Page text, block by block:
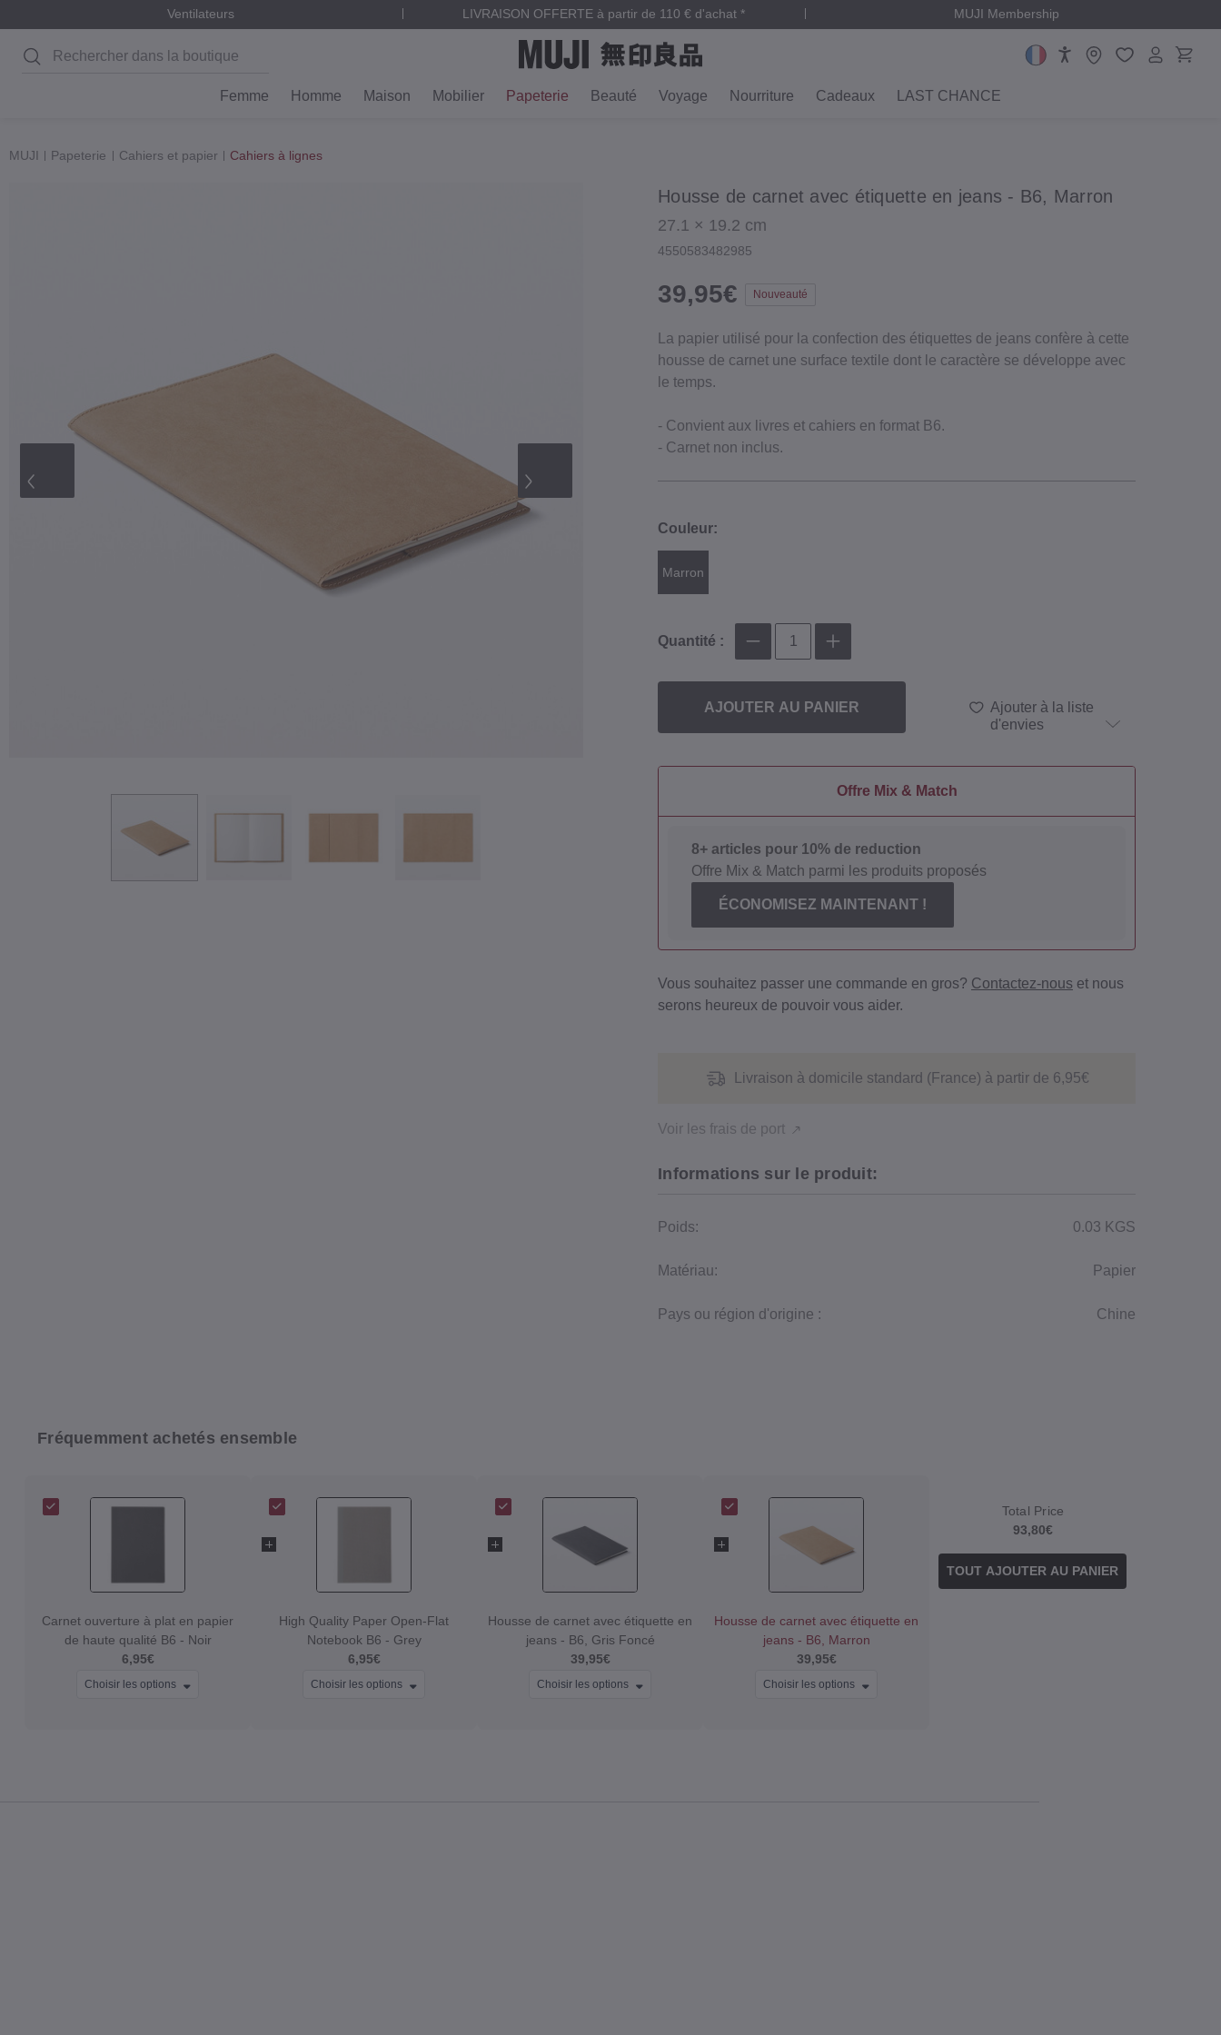
Ventilateurs LIVRAISON OFFERTE à partir de 110 € d'achat * MUJI Membership
Rechercher
Femme Homme Maison Mobilier Papeterie Beauté Voyage Nourriture Cadeaux LAST CHANCE
MUJI Papeterie Cahiers et papier Cahiers à lignes
Housse de carnet avec étiquette en jeans - B6, Marron
27.1 × 19.2 cm
4550583482985
39,95€ Nouveauté
La papier utilisé pour la confection des étiquettes de jeans confère à cette
housse de carnet une surface textile dont le caractère se développe avec
le temps.
- Convient aux livres et cahiers en format B6.
- Carnet non inclus.
Couleur:
Marron
Quantité :
AJOUTER AU PANIER
Ajouter à la liste
d'envies
Offre Mix & Match
8+ articles pour 10% de reduction
Offre Mix & Match parmi les produits proposés
ÉCONOMISEZ MAINTENANT !
Informations sur le produit:
Poids: 0.03 KGS
Matériau: Papier
Pays ou région d'origine : Chine
Livraison à domicile standard (France) à partir de 6,95€
Voir les frais de port
Vous souhaitez passer une commande en gros? Contactez-nous et nous
serons heureux de pouvoir vous aider.
Fréquemment achetés ensemble
Total Price
93,80€
TOUT AJOUTER AU PANIER
Carnet ouverture à plat en papier
de haute qualité B6 ‐ Noir
6,95€
Choisir les options
High Quality Paper Open‐Flat
Notebook B6 ‐ Grey
6,95€
Choisir les options
Housse de carnet avec étiquette en
jeans - B6, Gris Foncé
39,95€
Choisir les options
Housse de carnet avec étiquette en
jeans - B6, Marron
39,95€
Choisir les options